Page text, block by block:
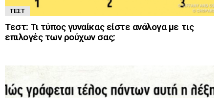
ΤΕΣΤ
Τεστ: Τι τύπος γυναίκας είστε ανάλογα με τις
επιλογές των ρούχων σας;